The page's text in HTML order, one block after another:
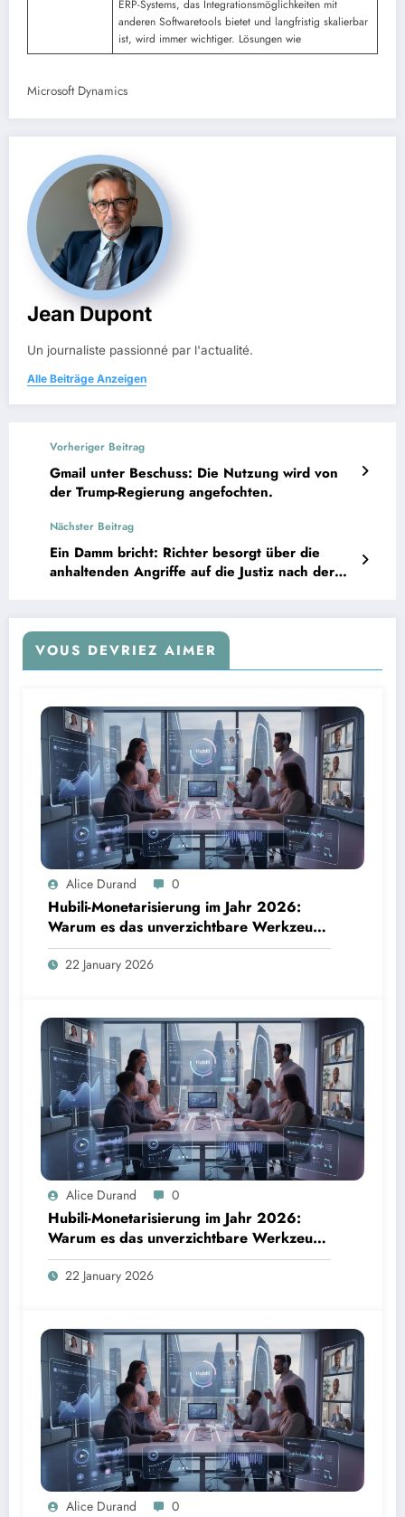
ERP-Systems, das Integrationsmöglichkeiten mit
anderen Softwaretools bietet und langfristig skalierbar
ist, wird immer wichtiger. Lösungen wie
Microsoft Dynamics
Jean Dupont
Un journaliste passionné par l'actualité.
Alle Beiträge Anzeigen
Vorheriger Beitrag
Gmail unter Beschuss: Die Nutzung wird von
der Trump-Regierung angefochten.
Nächster Beitrag
Ein Damm bricht: Richter besorgt über die
anhaltenden Angriffe auf die Justiz nach der
VOUS DEVRIEZ AIMER
Alice Durand 0
Hubili-Monetarisierung im Jahr 2026:
Warum es das unverzichtbare Werkzeug
für Kreative ist
22 January 2026
Alice Durand 0
Hubili-Monetarisierung im Jahr 2026:
Warum es das unverzichtbare Werkzeug
für Kreative ist
22 January 2026
Alice Durand 0